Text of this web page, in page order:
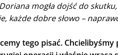
mogła dojść do
każde dobre słowo –
tego pisać.